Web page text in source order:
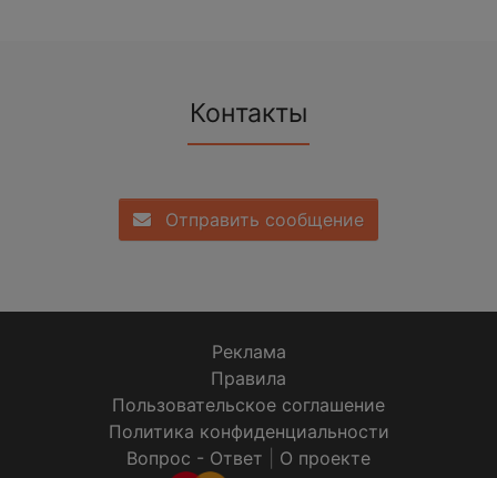
Контакты
Отправить сообщение
Реклама
Правила
Пользовательское соглашение
Политика конфиденциальности
Вопрос - Ответ
О проекте